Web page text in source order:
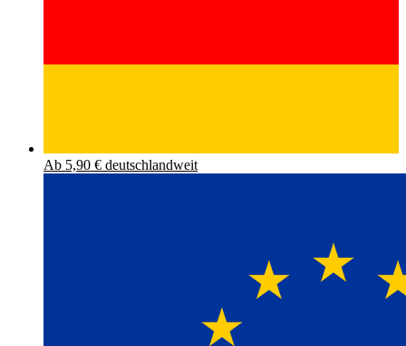
Ab 5,90 € deutschlandweit